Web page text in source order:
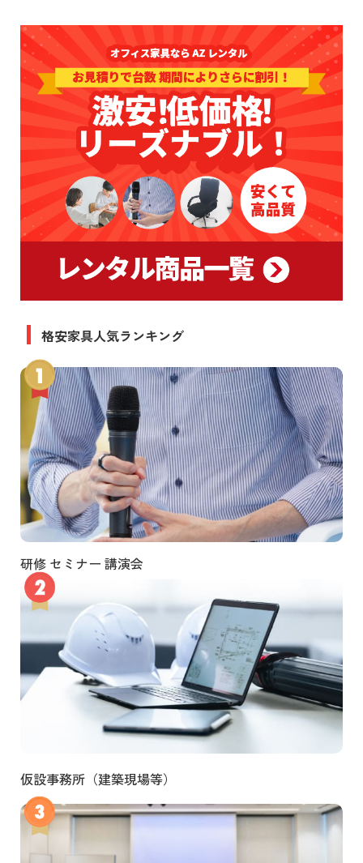
格安家具人気ランキング
研修 セミナー 講演会
仮設事務所（建築現場等）